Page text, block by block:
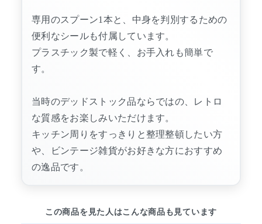
専用のスプーン1本と、中身を判別するための
便利なシールも付属しています。
プラスチック製で軽く、お手入れも簡単で
す。
当時のデッドストック品ならではの、レトロ
な質感をお楽しみいただけます。
キッチン周りをすっきりと整理整頓したい方
や、ビンテージ雑貨がお好きな方におすすめ
の逸品です。
この商品を見た人はこんな商品も見ています